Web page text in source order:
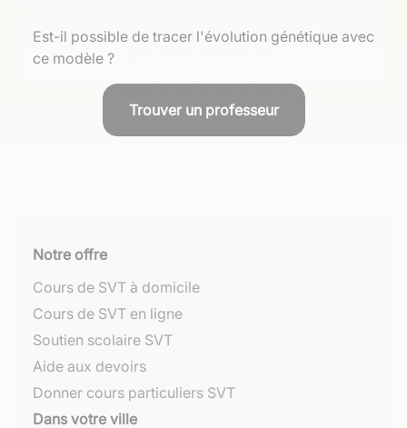
dans les fréquances alléliques au fil du temps.
solide pour mesurer les déviations causées par des
processus évolutifs, facilitant la compréhension des
mécanismes influençant les populations naturelles et
aidant en recherche médicale, notamment en
épidémiologie génétique.
Est-il possible de tracer l'évolution génétique avec
ce modèle ?
Même si ce modèle suggère une absence d'évolution
hormis circonstances spécifiques, comparer
fréquences réelles et prévues permet d'identifier
Trouver un professeur
Notre offre
Cours de SVT à domicile
Cours de SVT en ligne
Soutien scolaire SVT
Aide aux devoirs
Donner cours particuliers SVT
Dans votre ville